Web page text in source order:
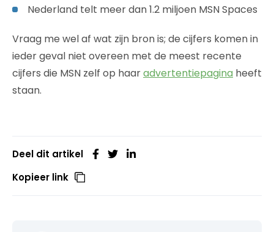
Nederland telt meer dan 1.2 miljoen MSN Spaces
Vraag me wel af wat zijn bron is; de cijfers komen in
ieder geval niet overeen met de meest recente
cijfers die MSN zelf op haaradvertentiepagina heeft
staan.
Deel dit artikel
Kopieer link